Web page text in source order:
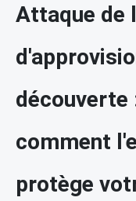
Attaque de
découverte
comment
protège